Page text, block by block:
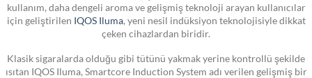
kullanım, daha dengeli aroma ve gelişmiş teknoloji arayan kullanıcılar
için geliştirilen IQOS Iluma, yeni nesil indüksiyon teknolojisiyle dikkat
çeken cihazlardan biridir.
Klasik sigaralarda olduğu gibi tütünü yakmak yerine kontrollü şekilde
ısıtan IQOS Iluma, Smartcore Induction System adı verilen gelişmiş bir